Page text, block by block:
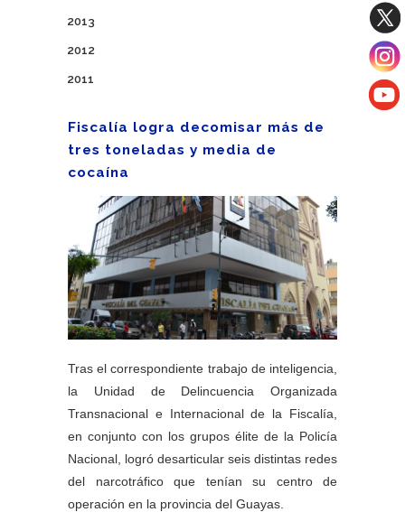
2013
2012
2011
Fiscalía logra decomisar más de
tres toneladas y media de
cocaína
Tras el correspondiente trabajo de inteligencia,
la Unidad de Delincuencia Organizada
Transnacional e Internacional de la Fiscalía,
en conjunto con los grupos élite de la Policía
Nacional, logró desarticular seis distintas redes
del narcotráfico que tenían su centro de
operación en la provincia del Guayas.